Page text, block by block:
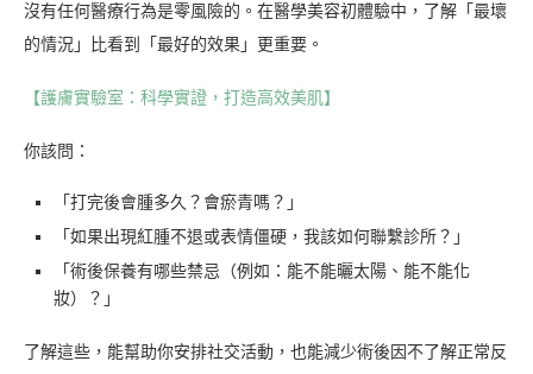
沒有任何醫療行為是零風險的。在醫學美容初體驗中，了解「最壞
的情況」比看到「最好的效果」更重要。
【護膚實驗室：科學實證，打造高效美肌】
你該問：
「打完後會腫多久？會瘀青嗎？」
「如果出現紅腫不退或表情僵硬，我該如何聯繫診所？」
「術後保養有哪些禁忌（例如：能不能曬太陽、能不能化
妝）？」
了解這些，能幫助你安排社交活動，也能減少術後因不了解正常反